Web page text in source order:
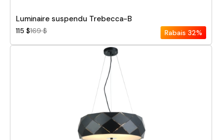
Luminaire suspendu Trebecca-B
115 $169 $ Rabais 32%